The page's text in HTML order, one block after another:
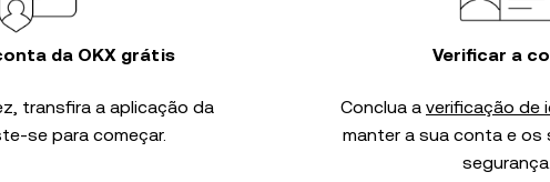
da OKX grátis
transfira a aplicação da
se para começar.
Verificar a
Conclua a verificação de
manter a sua conta e os
segurança.